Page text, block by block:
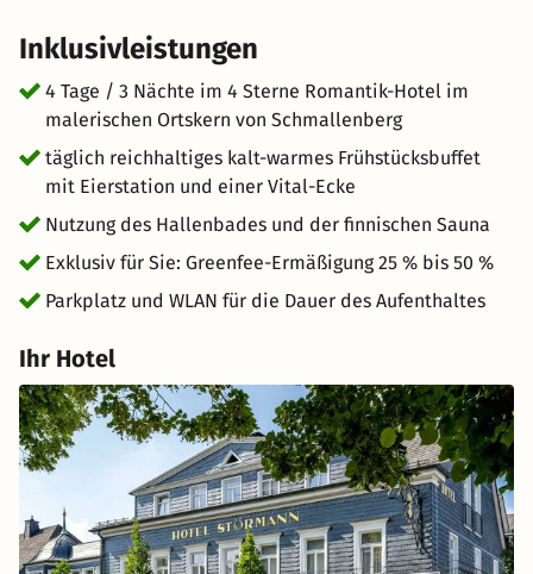
schroffen Gipfel und grünen Bergwiesen die Sinne
belebt. Hier, wo die Zeit scheinbar stillsteht, findet man
Raum für Entspannung und innere Ruhe. Die malerischen
Dörfer, eingebettet zwischen den Hügeln, strahlen eine
behagliche Atmosphäre aus. Traditionelle Gasthöfe
laden dazu ein, regionale Köstlichkeiten zu genießen und
sich von der Herzlichkeit der Einheimischen verzaubern
zu lassen. Ob bei einem Spaziergang entlang der
idyllischen Pfade oder beim Verweilen an einem Bergsee
– die Natur zeigt sich von ihrer schönsten Seite.
Inklusivleistungen
4 Tage / 3 Nächte im 4 Sterne Romantik-Hotel im
malerischen Ortskern von Schmallenberg
täglich reichhaltiges kalt-warmes Frühstücksbuffet
mit Eierstation und einer Vital-Ecke
Nutzung des Hallenbades und der finnischen Sauna
Exklusiv für Sie: Greenfee-Ermäßigung 25 % bis 50 %
Parkplatz und WLAN für die Dauer des Aufenthaltes
Ihr Hotel